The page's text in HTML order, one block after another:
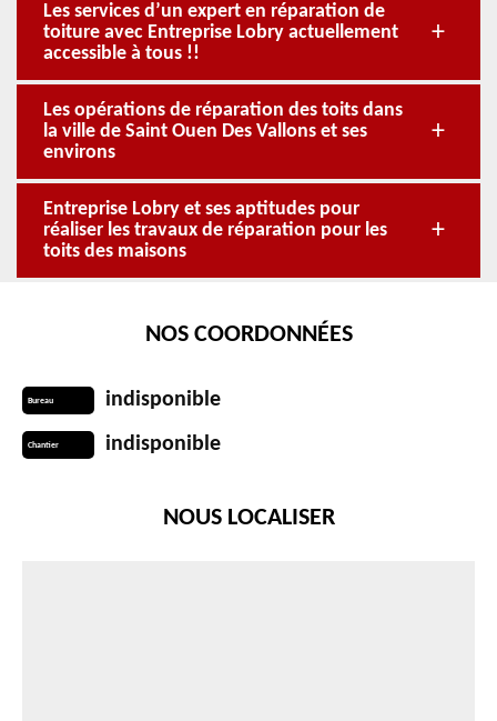
Les services d’un expert en réparation de
toiture avec Entreprise Lobry actuellement
accessible à tous !!
Les opérations de réparation des toits dans
la ville de Saint Ouen Des Vallons et ses
environs
Entreprise Lobry et ses aptitudes pour
réaliser les travaux de réparation pour les
toits des maisons
NOS COORDONNÉES
Bureau indisponible
Chantier indisponible
NOUS LOCALISER